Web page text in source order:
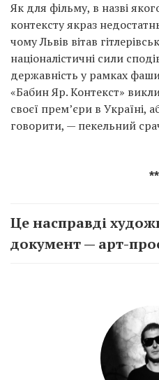
Як для фільму, в назві
контексту якраз
чому Львів вітав
націоналістичні сили
державність у рамках
«Бабин Яр. Контекст»
своєї прем’єри в Україні,
говорити, — пекельний
Це насправді
документ — арт-